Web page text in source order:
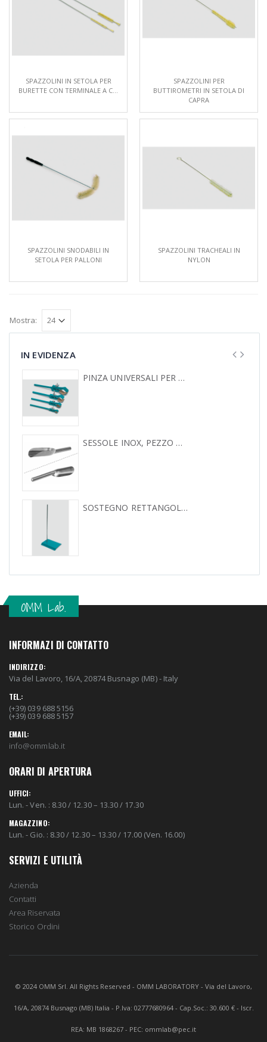
SPAZZOLINI IN SETOLA PER
BURETTE CON TERMINALE A C...
SPAZZOLINI PER
BUTTIROMETRI IN SETOLA DI
CAPRA
SPAZZOLINI SNODABILI IN
SETOLA PER PALLONI
SPAZZOLINI TRACHEALI IN
NYLON
Mostra:
IN EVIDENZA
PINZA UNIVERSALI PER SOSTEGNO A GAMBO LIBERO
SESSOLE INOX, PEZZO UNICO
SOSTEGNO RETTANGOLARE IN ACCIAIO VERNICIATO
OMM Lab.
INFORMAZI DI CONTATTO
INDIRIZZO:
Via del Lavoro, 16/A, 20874 Busnago (MB) - Italy
TEL.:
(+39) 039 688 5156
(+39) 039 688 5157
EMAIL:
info@ommlab.it
ORARI DI APERTURA
UFFICI:
Lun. - Ven. : 8.30 / 12.30 – 13.30 / 17.30
MAGAZZINO:
Lun. - Gio. : 8.30 / 12.30 – 13.30 / 17.00 (Ven. 16.00)
SERVIZI E UTILITÀ
Azienda
Contatti
Area Riservata
Storico Ordini
© 2024 OMM Srl. All Rights Reserved - OMM LABORATORY - Via del Lavoro,
16/A, 20874 Busnago (MB) Italia - P.Iva: 02777680964 - Cap.Soc.: 30.600 € - Iscr.
REA: MB 1868267 - PEC: ommlab@pec.it